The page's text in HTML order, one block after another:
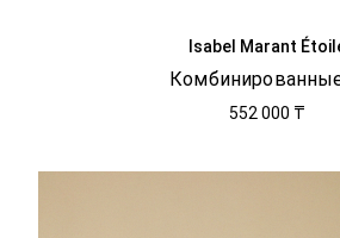
Isabel Marant
552 000 ₸